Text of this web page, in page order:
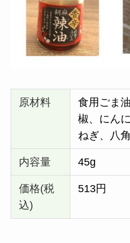
原材料
食用ごま
椒、にん
ねぎ、八角
内容量 45g
価格(税
込)
513円